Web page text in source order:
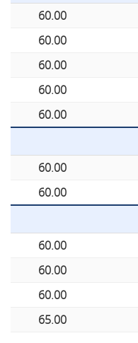
60.00
60.00
60.00
60.00
60.00
60.00
60.00
60.00
60.00
60.00
65.00